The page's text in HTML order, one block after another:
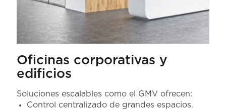
Oficinas corporativas y
edificios
Soluciones escalables como el GMV ofrecen:
Control centralizado de grandes espacios.